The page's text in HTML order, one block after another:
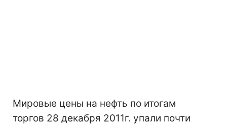
Мировые цены на нефть по итогам
торгов 28 декабря 2011г. упали почти